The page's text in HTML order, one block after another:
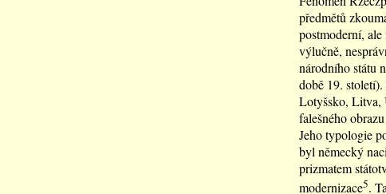
předmětů
postmoderní,
výlučně,
národního státu
době 19.
Lotyšsko, Litva,
falešného
Jeho typologie
byl německý
prizmatem
modernizace5.